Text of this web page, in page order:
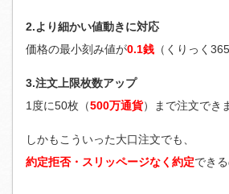
2.より細かい値動きに対応
価格の最小刻み値が0.1銭 （くりっく
3.注文上限枚数アップ
1度に50枚（500万通貨）まで注文でき
しかもこういった大口注文でも、
約定拒否・スリッページなく約定でき